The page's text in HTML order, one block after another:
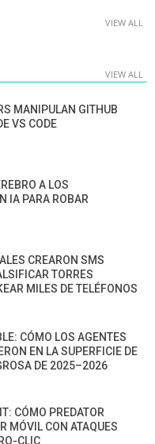
VIEW ALL
VIEW ALL
MANIPULAN GITHUB
VS CODE
A LOS
IA PARA ROBAR
CREARON SMS
TORRES
MILES DE TELÉFONOS
CÓMO LOS AGENTES
EN LA SUPERFICIE DE
DE 2025–2026
CÓMO PREDATOR
MÓVIL CON ATAQUES
CLIC